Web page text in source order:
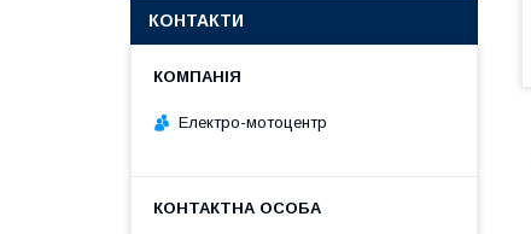
КОНТАКТИ
Електро-мотоцентр